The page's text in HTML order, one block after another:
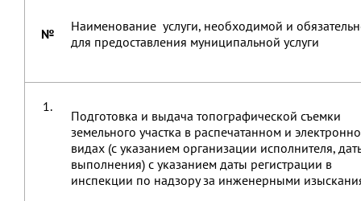
№
Наименование услуги, необходимой и
для предоставления муниципальной услуги
1.
Подготовка и выдача топографической съемки
земельного участка в распечатанном и
видах (с указанием организации исполнителя,
выполнения) с указанием даты регистрации в
инспекции по надзору за инженерными